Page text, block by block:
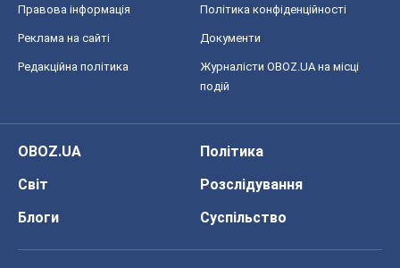
Правова інформація Політика конфіденційності
Реклама на сайті Документи
Редакційна політика
Журналісти OBOZ.UA на місці
подій
OBOZ.UA
Політика
Світ
Розслідування
Блоги
Суспільство